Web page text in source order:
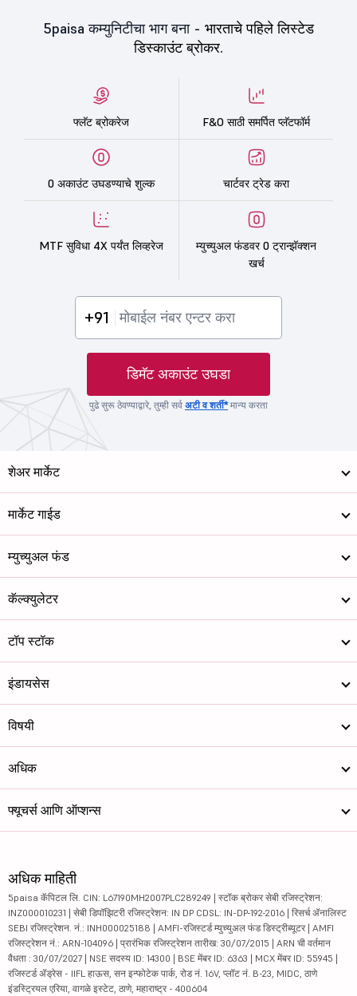
5paisa कम्युनिटीचा भाग बना - भारताचे पहिले लिस्टेड
डिस्काउंट ब्रोकर.
फ्लॅट ब्रोकरेज F&O साठी समर्पित प्लॅटफॉर्म
0 अकाउंट उघडण्याचे शुल्क चार्टवर ट्रेड करा
MTF सुविधा 4X पर्यंत लिव्हरेज
म्युच्युअल फंडवर 0 ट्रान्झॅक्शन
खर्च
+91
डिमॅट अकाउंट उघडा
पुढे सुरू ठेवण्याद्वारे, तुम्ही सर्व अटी व शर्ती*मान्य करता
शेअर मार्केट
मार्केट गाईड
म्युच्युअल फंड
कॅल्क्युलेटर
टॉप स्टॉक
इंडायसेस
विषयी
अधिक
फ्यूचर्स आणि ऑप्शन्स
अधिक माहिती
5paisa कॅपिटल लि. CIN: L67190MH2007PLC289249 | स्टॉक ब्रोकर सेबी रजिस्ट्रेशन:
INZ000010231 | सेबी डिपॉझिटरी रजिस्ट्रेशन: IN DP CDSL: IN-DP-192-2016 | रिसर्च ॲनालिस्ट
SEBI रजिस्ट्रेशन. नं.: INH000025188 | AMFI-रजिस्टर्ड म्युच्युअल फंड डिस्ट्रीब्यूटर | AMFI
रजिस्ट्रेशन नं.: ARN-104096 | प्रारंभिक रजिस्ट्रेशन तारीख: 30/07/2015 | ARN ची वर्तमान
वैधता : 30/07/2027 | NSE सदस्य ID: 14300 | BSE मेंबर ID: 6363 | MCX मेंबर ID: 55945 |
रजिस्टर्ड ॲड्रेस - IIFL हाऊस, सन इन्फोटेक पार्क, रोड नं. 16V, प्लॉट नं. B-23, MIDC, ठाणे
इंडस्ट्रियल एरिया, वागळे इस्टेट, ठाणे, महाराष्ट्र - 400604